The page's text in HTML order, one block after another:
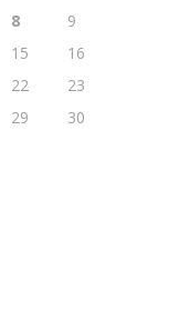
8
9
15
16
22
23
29
30